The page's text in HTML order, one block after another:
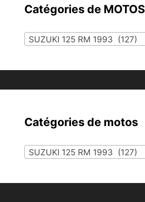
Catégories de MOTOS
SUZUKI 125 RM 1993 (127)
Catégories de motos
SUZUKI 125 RM 1993 (127)